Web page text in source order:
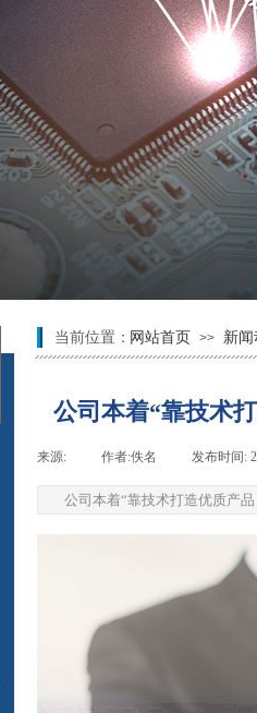
当前位置： 网站首页 >> 新
公司本着“靠技术
来源: 作者:佚名 发布时间:
公司本着“靠技术打造优质产